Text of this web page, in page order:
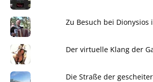
Zu Besuch bei Dionysios
Der virtuelle Klang der
Die Straße der